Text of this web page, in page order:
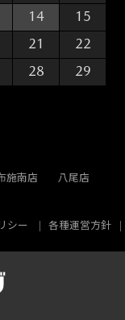
14
15
21
22
28
29
施南店
八尾店
シー 各種運営方針